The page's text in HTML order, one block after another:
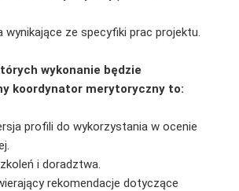
wynikające ze specyfiki prac projektu.
wykonanie będzie
koordynator merytoryczny to:
profili do wykorzystania w ocenie
i doradztwa.
rekomendacje dotyczące